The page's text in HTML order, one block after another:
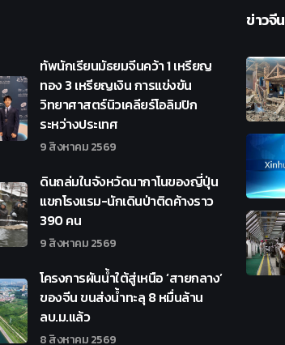
ทัพนักเรียนมัธยมจีนคว้า 1 เหรียญ
ทอง 3 เหรียญเงิน การแข่งขัน
วิทยาศาสตร์นิวเคลียร์โอลิมปิก
ระหว่างประเทศ
9 สิงหาคม 2569
ดินถล่มในจังหวัดนากาโนของญี่ปุ่น
แขกโรงแรม-นักเดินป่าติดค้างราว
390 คน
9 สิงหาคม 2569
โครงการผันน้ำใต้สู่เหนือ ‘สายกลาง’
ของจีน ขนส่งน้ำทะลุ 8 หมื่นล้าน
ลบ.ม.แล้ว
8 สิงหาคม 2569
ข่าวจีน